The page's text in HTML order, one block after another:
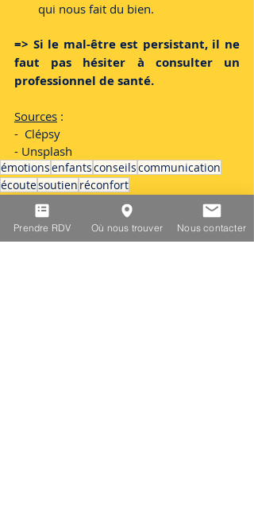
qui nous fait du bien.
=> Si le mal-être est persistant, il ne
faut pas hésiter à consulter un
professionnel de santé.
Sources :
-  Clépsy
- Unsplash
émotionsenfantsconseilscommunication
écoutesoutien réconfort
Les émotions
La vie quotidienne
La famille
Prendre RDV Où nous trouver Nous contacter